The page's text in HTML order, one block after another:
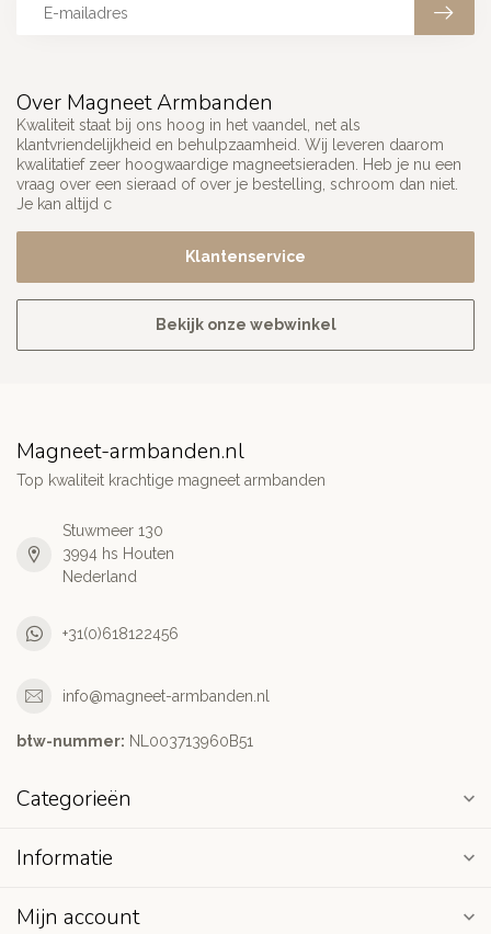
Over Magneet Armbanden
Kwaliteit staat bij ons hoog in het vaandel, net als
klantvriendelijkheid en behulpzaamheid. Wij leveren daarom
kwalitatief zeer hoogwaardige magneetsieraden. Heb je nu een
vraag over een sieraad of over je bestelling, schroom dan niet.
Je kan altijd c
Klantenservice
Bekijk onze webwinkel
Magneet-armbanden.nl
Top kwaliteit krachtige magneet armbanden
Stuwmeer 130
3994 hs Houten
Nederland
+31(0)618122456
info@magneet-armbanden.nl
btw-nummer: NL003713960B51
Categorieën
Informatie
Mijn account